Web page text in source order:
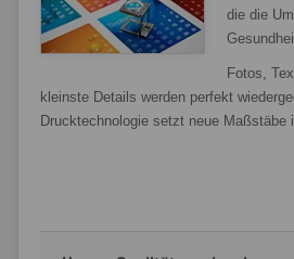
die die
Fotos,
kleinste Details werden perfekt
Drucktechnologie setzt neue Maßstäbe